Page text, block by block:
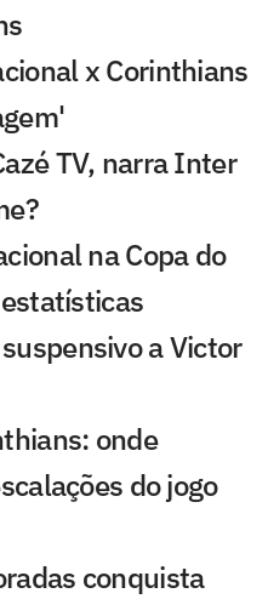
x Corinthians
TV, narra Inter
na Copa do
a Victor
onde
do jogo
conquista